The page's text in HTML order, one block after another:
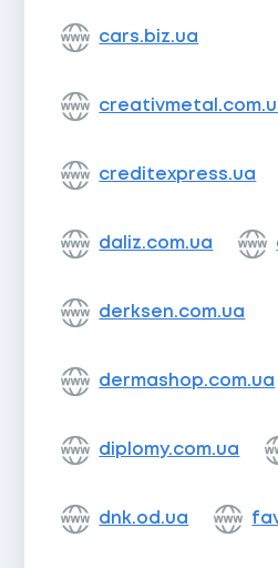
cars.biz.ua
creditexpress.ua
daliz.com.ua
derksen.com.ua
dermashop.com.ua
diplomy.com.ua
dnk.od.ua